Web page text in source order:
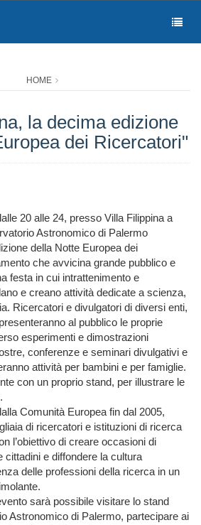
HOME
la decima edizione
dei Ricercatori"
20 alle 24, presso Villa Filippina a
Astronomico di Palermo
della Notte Europea dei
che avvicina grande pubblico e
festa in cui intrattenimento e
e creano attività dedicate a scienza,
Ricercatori e divulgatori di diversi enti,
al pubblico le proprie
esperimenti e dimostrazioni
conferenze e seminari divulgativi e
attività per bambini e per famiglie.
con un proprio stand, per illustrare le
Comunità Europea fin dal 2005,
di ricercatori e istituzioni di ricerca
l’obiettivo di creare occasioni di
cittadini e diffondere la cultura
delle professioni della ricerca in un
sarà possibile visitare lo stand
Astronomico di Palermo, partecipare ai